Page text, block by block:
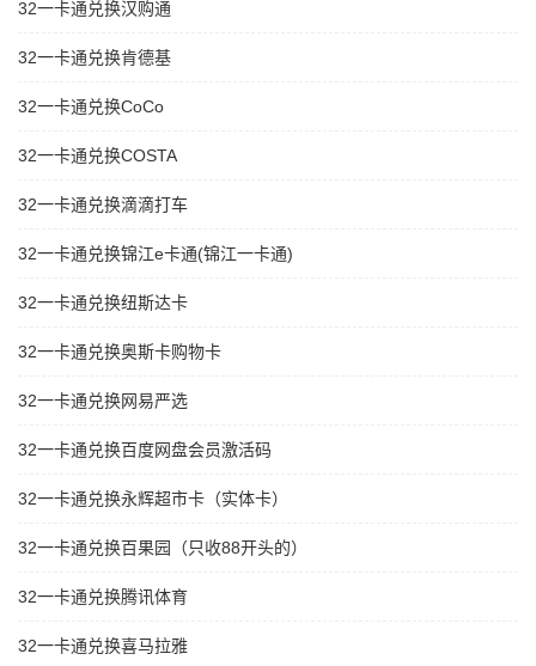
32一卡通兑换汉购通
32一卡通兑换肯德基
32一卡通兑换CoCo
32一卡通兑换COSTA
32一卡通兑换滴滴打车
32一卡通兑换锦江e卡通(锦江一卡通)
32一卡通兑换纽斯达卡
32一卡通兑换奥斯卡购物卡
32一卡通兑换网易严选
32一卡通兑换百度网盘会员激活码
32一卡通兑换永辉超市卡（实体卡）
32一卡通兑换百果园（只收88开头的）
32一卡通兑换腾讯体育
32一卡通兑换喜马拉雅